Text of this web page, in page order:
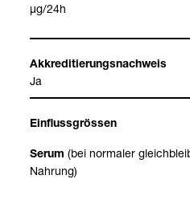
μg/24h
Akkre­di­tie­rungs­nach­weis
Ja
Ein­fluss­grös­sen
Serum(bei nor­ma­ler
Nah­rung)